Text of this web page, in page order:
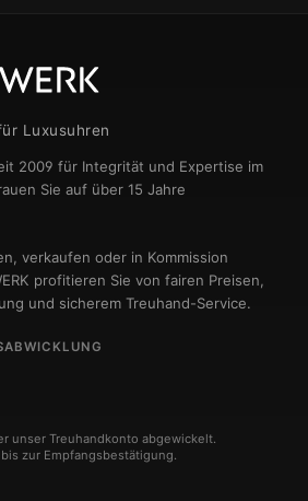
Luxusuhren
2009 für Integrität und Expertise im
Sie auf über 15 Jahre
verkaufen oder in Kommission
profitieren Sie von fairen Preisen,
und sicherem Treuhand-Service.
unser Treuhandkonto abgewickelt.
zur Empfangsbestätigung.